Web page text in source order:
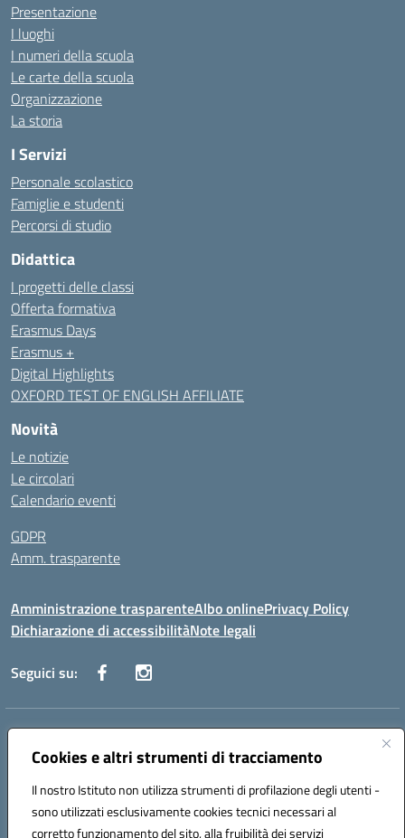
Cookies e altri strumenti di tracciamento
Il nostro Istituto non utilizza strumenti di profilazione degli utenti -
sono utilizzati esclusivamente cookies tecnici necessari al
corretto funzionamento del sito, alla fruibilità dei servizi
Presentazione
I luoghi
I numeri della scuola
Le carte della scuola
Organizzazione
La storia
I Servizi
Personale scolastico
Famiglie e studenti
Percorsi di studio
Didattica
I progetti delle classi
Offerta formativa
Erasmus Days
Erasmus +
Digital Highlights
OXFORD TEST OF ENGLISH AFFILIATE
Novità
Le notizie
Le circolari
Calendario eventi
GDPR
Amm. trasparente
Amministrazione trasparenteAlbo onlinePrivacy Policy
Dichiarazione di accessibilitàNote legali
Seguici su:
Indirizzo:
Centralino:+39 080 2446680 Email:baic882008@istruzione.it
Codice fiscale: 80023470729
Codice meccanografico:
BAIC882008